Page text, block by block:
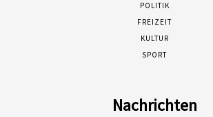
POLITIK
FREIZEIT
KULTUR
SPORT
Nachrichten